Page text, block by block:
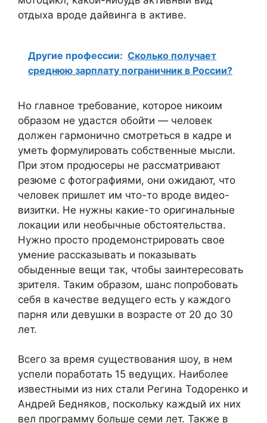
отдыха вроде дайвинга в активе.
Другие профессии: Сколько получает
среднюю зарплату пограничник в России?
Но главное требование, которое никоим
образом не удастся обойти — человек
должен гармонично смотреться в кадре и
уметь формулировать собственные мысли.
При этом продюсеры не рассматривают
резюме с фотографиями, они ожидают, что
человек пришлет им что-то вроде видео-
визитки. Не нужны какие-то оригинальные
локации или необычные обстоятельства.
Нужно просто продемонстрировать свое
умение рассказывать и показывать
обыденные вещи так, чтобы заинтересовать
зрителя. Таким образом, шанс попробовать
себя в качестве ведущего есть у каждого
парня или девушки в возрасте от 20 до 30
лет.
Всего за время существования шоу, в нем
успели поработать 15 ведущих. Наиболее
известными из них стали Регина Тодоренко и
Андрей Бедняков, поскольку каждый их них
вел программу больше семи лет. Также в